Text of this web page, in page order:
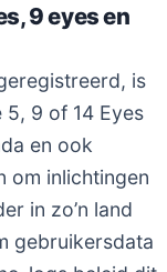
9 eyes en
is
9 of 14 Eyes
en ook
om inlichtingen
in zo’n land
gebruikersdata